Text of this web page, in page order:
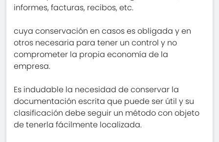
informes, facturas, recibos, etc.
cuya conservación en casos es obligada y en
otros necesaria para tener un control y no
comprometer la propia economía de la
empresa.
Es indudable la necesidad de conservar la
documentación escrita que puede ser útil y su
clasificación debe seguir un método con objeto
de tenerla fácilmente localizada.